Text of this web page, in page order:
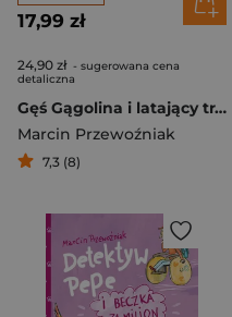
17,99 zł
24,90 zł - sugerowana cena
detaliczna
Gęś Gągolina i latający tramwaj
Marcin Przewoźniak
7,3 (8)